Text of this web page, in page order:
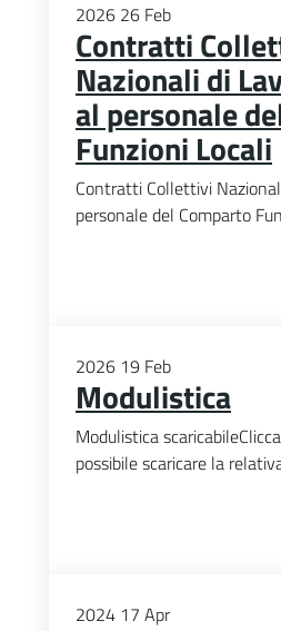
2026 26 Feb
Contratti
Nazionali di
al personale
Funzioni Locali
Contratti Collettivi
personale del Comparto
2026 19 Feb
Modulistica
Modulistica
possibile scaricare la
2024 17 Apr